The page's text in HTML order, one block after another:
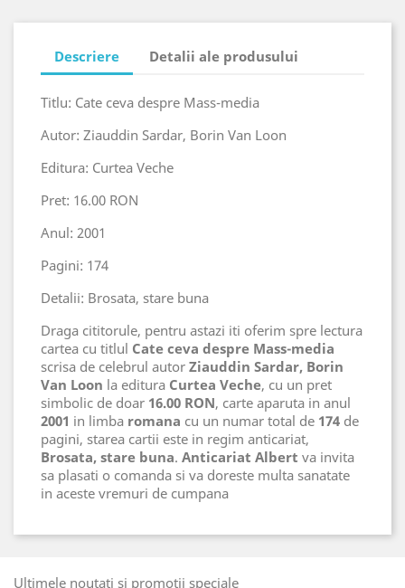
Descriere Detalii ale produsului
Titlu: Cate ceva despre Mass-media
Autor: Ziauddin Sardar, Borin Van Loon
Editura: Curtea Veche
Pret: 16.00 RON
Anul: 2001
Pagini: 174
Detalii: Brosata, stare buna
Draga cititorule, pentru astazi iti oferim spre lectura
cartea cu titlul Cate ceva despre Mass-media
scrisa de celebrul autor Ziauddin Sardar, Borin
Van Loon la editura Curtea Veche, cu un pret
simbolic de doar 16.00 RON, carte aparuta in anul
2001 in limba romana cu un numar total de 174 de
pagini, starea cartii este in regim anticariat,
Brosata, stare buna. Anticariat Albert va invita
sa plasati o comanda si va doreste multa sanatate
in aceste vremuri de cumpana
Ultimele noutati si promotii speciale